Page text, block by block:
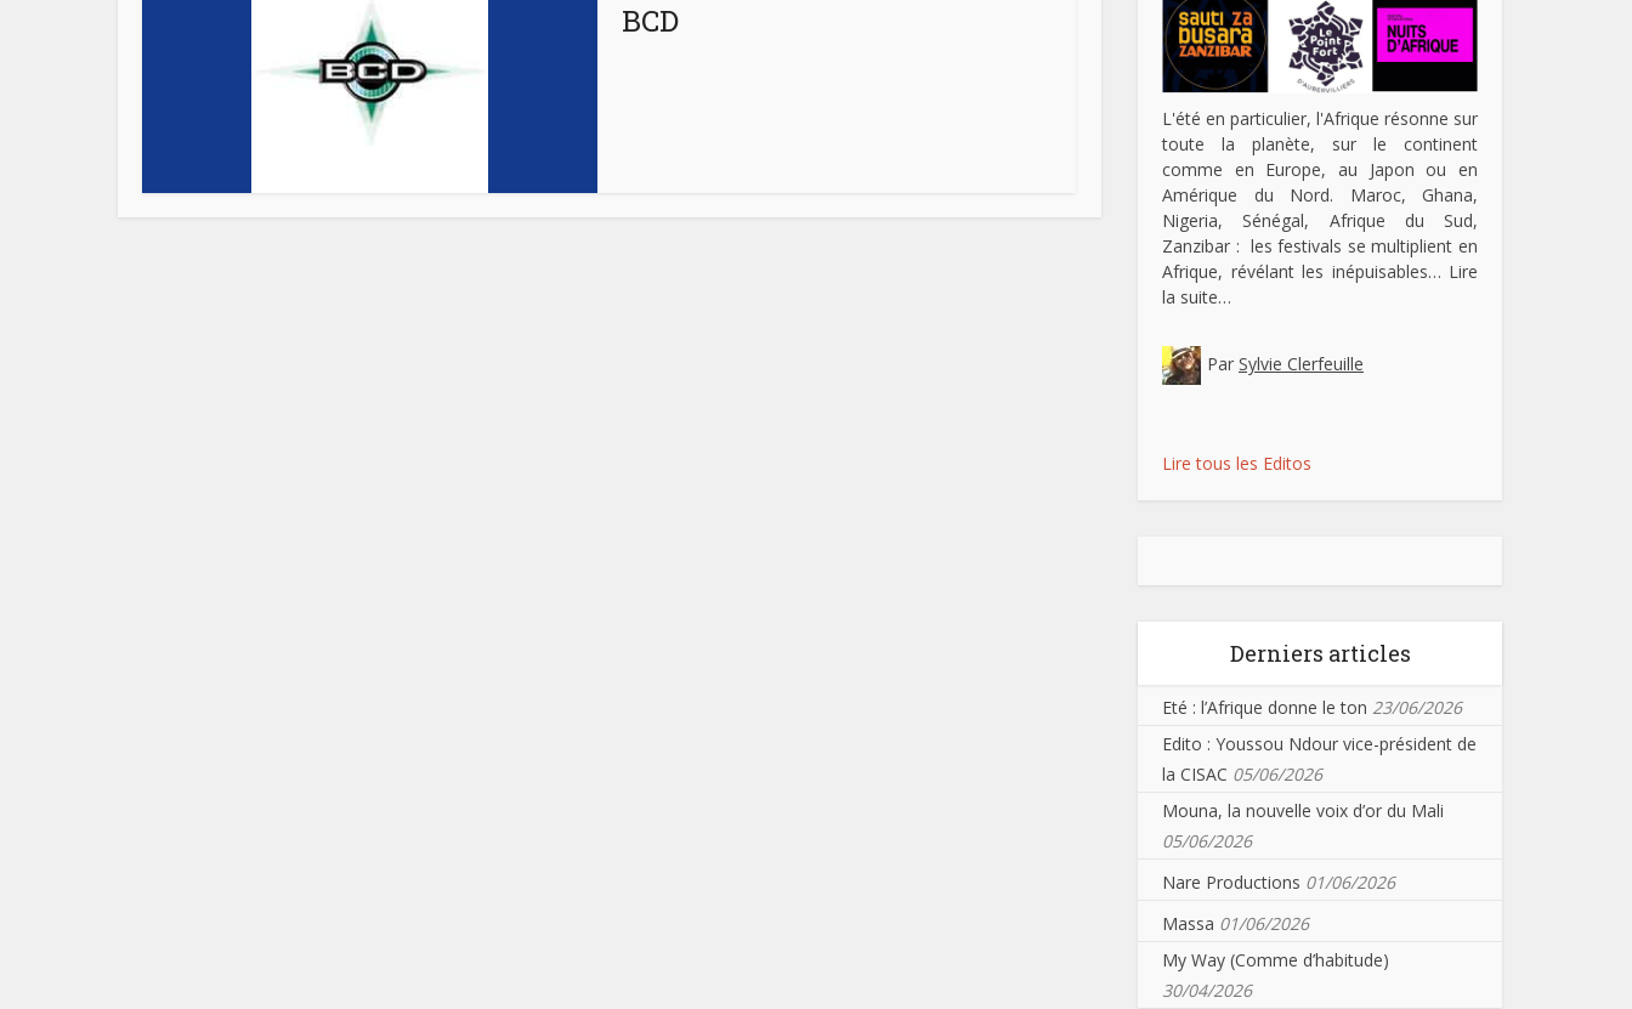
BCD
L'été en particulier, l'Afrique résonne sur
toute la planète, sur le continent
comme en Europe, au Japon ou en
Amérique du Nord. Maroc, Ghana,
Nigeria, Sénégal, Afrique du Sud,
Zanzibar : les festivals se multiplient en
Afrique, révélant les inépuisables… Lire
la suite…
Par Sylvie Clerfeuille
Lire tous les Editos
Derniers articles
Eté : l’Afrique donne le ton 23/06/2026
Edito : Youssou Ndour vice-président de
la CISAC 05/06/2026
Mouna, la nouvelle voix d’or du Mali
05/06/2026
Nare Productions 01/06/2026
Massa 01/06/2026
My Way (Comme d’habitude)
30/04/2026